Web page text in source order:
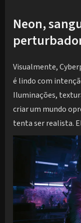
Neon,
Visualmente,
é lindo com
Iluminações,
criar um mundo
tenta ser realista.